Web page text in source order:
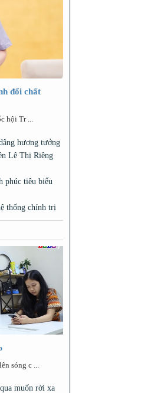
đổi chất
hội Tr ...
hương tưởng
Lê Thị Riêng
phúc tiêu biểu
thống chính trị
sóng c ...
muốn rời xa